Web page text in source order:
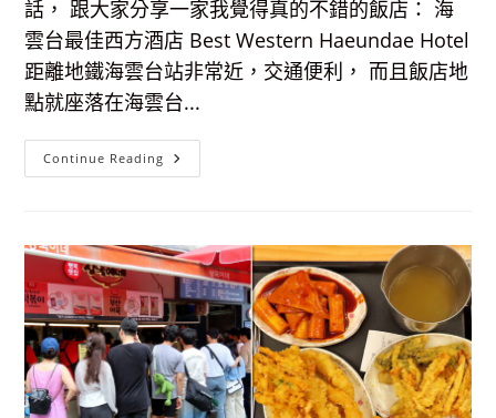
包
生
菜
或
配
蔥
絲
都
好
吃
♥
話， 跟大家分享一家我覺得真的不錯的飯店： 海
雲台最佳西方酒店 Best Western Haeundae Hotel
距離地鐵海雲台站非常近，交通便利， 而且飯店地
點就座落在海雲台...
Continue Reading 【海
雲
雲
台
最
佳
西
方
酒
店
Best
Western
Haeundae